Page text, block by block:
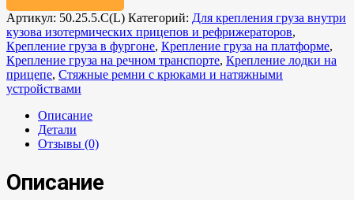
Артикул: 50.25.5.C(L) Категорий: Для крепления груза внутри
кузова изотермических прицепов и рефрижераторов,
Крепление груза в фургоне, Крепление груза на платформе,
Крепление груза на речном транспорте, Крепление лодки на
прицепе, Стяжные ремни с крюками и натяжными
устройствами
Описание
Детали
Отзывы (0)
Описание